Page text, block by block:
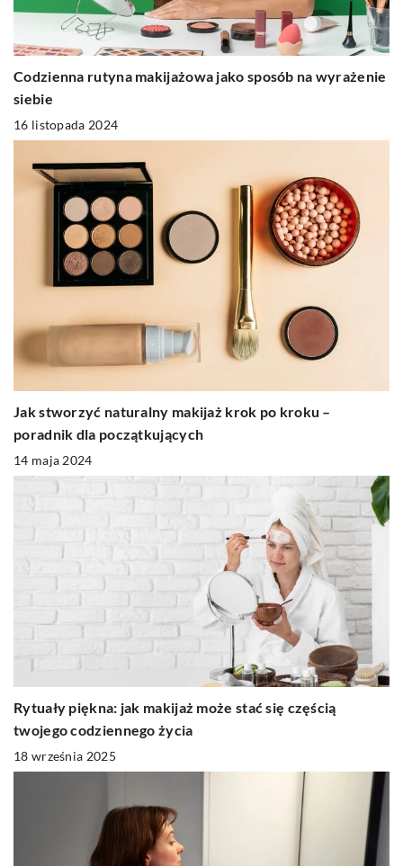
Codzienna rutyna makijażowa jako sposób na wyrażenie
siebie
16 listopada 2024
Jak stworzyć naturalny makijaż krok po kroku –
poradnik dla początkujących
14 maja 2024
Rytuały piękna: jak makijaż może stać się częścią
twojego codziennego życia
18 września 2025